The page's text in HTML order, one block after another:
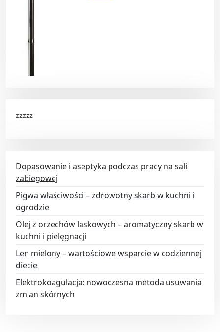
zzzzz
Dopasowanie i aseptyka podczas pracy na sali
zabiegowej
Pigwa właściwości – zdrowotny skarb w kuchni i
ogrodzie
Olej z orzechów laskowych – aromatyczny skarb w
kuchni i pielęgnacji
Len mielony – wartościowe wsparcie w codziennej
diecie
Elektrokoagulacja: nowoczesna metoda usuwania
zmian skórnych